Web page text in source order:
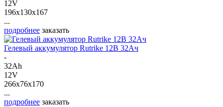
12V
196x130x167
...
подробнее заказать
Гелевый аккумулятор Rutrike 12В 32Ач
-
32Ah
12V
266x76x170
...
подробнее заказать